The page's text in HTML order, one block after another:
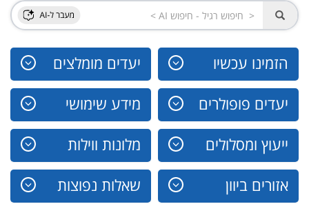
הזמינו עכשיו יעדים מומלצים
יעדים פופולרים מידע שימושי
ייעוץ ומסלולים מלונות ווילות
אזורים ביוון שאלות נפוצות